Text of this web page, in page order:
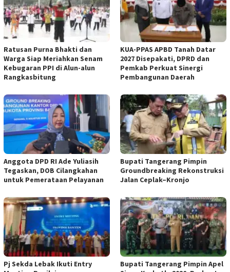
Ratusan Purna Bhakti dan
Warga Siap Meriahkan Senam
Kebugaran PPI di Alun-alun
Rangkasbitung
KUA-PPAS APBD Tanah Datar
2027 Disepakati, DPRD dan
Pemkab Perkuat Sinergi
Pembangunan Daerah
Anggota DPD RI Ade Yuliasih
Tegaskan, DOB Cilangkahan
untuk Pemerataan Pelayanan
Bupati Tangerang Pimpin
Groundbreaking Rekonstruksi
Jalan Ceplak–Kronjo
Pj Sekda Lebak Ikuti Entry
Bupati Tangerang Pimpin Apel